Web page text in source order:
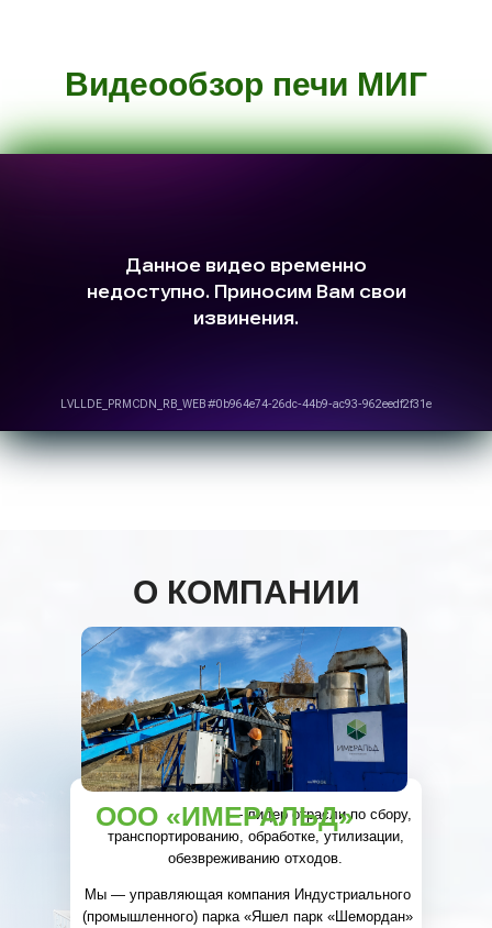
Видеообзор печи МИГ
О КОМПАНИИ
ООО «ИМЕРАЛЬД — лидер отрасли по сбору,
транспортированию, обработке, утилизации,
обезвреживанию отходов.
ООО «ИМЕРАЛЬД»
ООО «ИМЕРАЛЬД»
Мы — управляющая компания Индустриального
(промышленного) парка «Яшел парк «Шемордан»